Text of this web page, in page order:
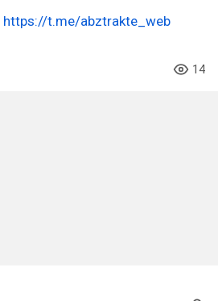
https://t.me/abztrakte_web
14